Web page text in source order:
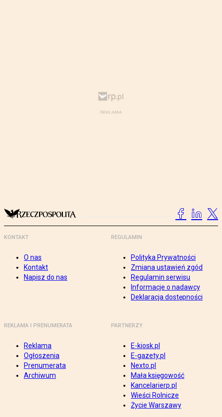
KONTAKT
O nas
Kontakt
Napisz do nas
REGULAMIN
Polityka Prywatności
Zmiana ustawień zgód
Regulamin serwisu
Informacje o nadawcy
Deklaracja dostępności
REKLAMA I PRENUMERATA
Reklama
Ogłoszenia
Prenumerata
Archiwum
PARTNERZY
E-kiosk.pl
E-gazety.pl
Nexto.pl
Mała księgowość
Kancelarierp.pl
Wieści Rolnicze
Życie Warszawy